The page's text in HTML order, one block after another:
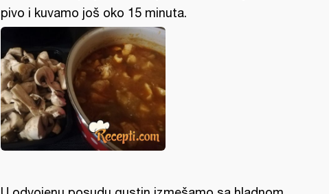
pivo i kuvamo još oko 15 minuta.